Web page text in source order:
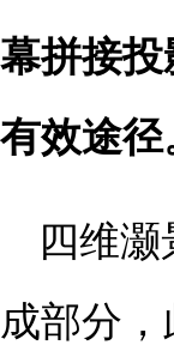
幕拼接
有效途径
四维
成部分